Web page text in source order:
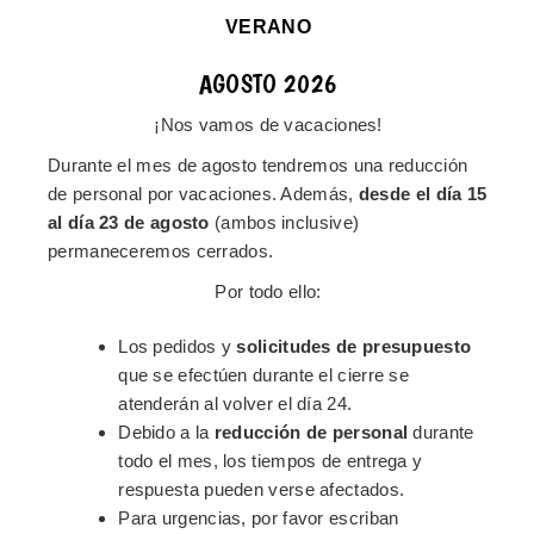
También puedes eliminar las cookies almacenadas en tu
navegador o configurar este para impedir su instalación. Las
instrucciones varían según el navegador:
Google Chrome
Microsoft Edge
TRANSFERENCIAS INTERNACIONALES
En algunos casos, los proveedores de cookies (como Google o
Facebook) pueden realizar transferencias internacionales de
This popup will close in:
VERANO
AGOSTO 2026
¡Nos vamos de vacaciones!
Durante el mes de agosto tendremos una reducción
de personal por vacaciones. Además, desde el día 15
al día 23 de agosto (ambos inclusive)
permaneceremos cerrados.
Por todo ello:
Los pedidos ysolicitudes de presupuesto
que se efectúen durante el cierre se
atenderán al volver el día 24.
Debido a la reducción de personal durante
todo el mes, los tiempos de entrega y
respuesta pueden verse afectados.
Para urgencias, por favor escriban
CLOSE